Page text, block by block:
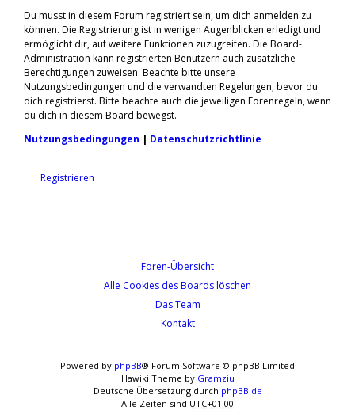
Du musst in diesem Forum registriert sein, um dich anmelden zu
können. Die Registrierung ist in wenigen Augenblicken erledigt und
ermöglicht dir, auf weitere Funktionen zuzugreifen. Die Board-
Administration kann registrierten Benutzern auch zusätzliche
Berechtigungen zuweisen. Beachte bitte unsere
Nutzungsbedingungen und die verwandten Regelungen, bevor du
dich registrierst. Bitte beachte auch die jeweiligen Forenregeln, wenn
du dich in diesem Board bewegst.
Nutzungsbedingungen | Datenschutzrichtlinie
Registrieren
Foren-Übersicht
Alle Cookies des Boards löschen
Das Team
Kontakt
Powered by phpBB® Forum Software © phpBB Limited
Hawiki Theme by Gramziu
Deutsche Übersetzung durch phpBB.de
Alle Zeiten sind UTC+01:00